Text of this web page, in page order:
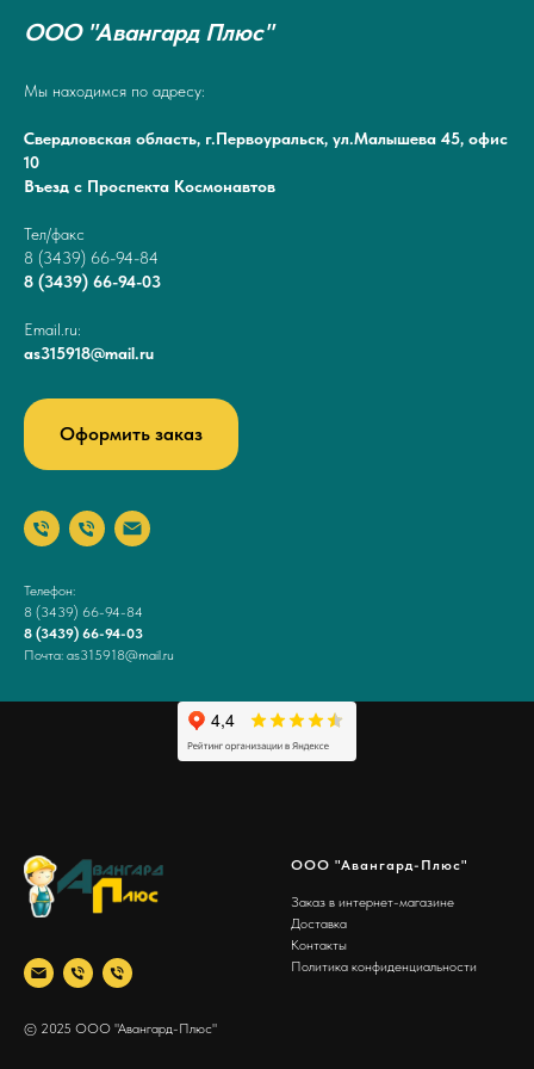
ООО "Авангард Плюс"
Мы находимся по адресу:
Свердловская область, г.Первоуральск, ул.Малышева 45, офис
10
Въезд с Проспекта Космонавтов
Тел/факс
8 (3439) 66-94-84
8 (3439) 66-94-03
Email.ru:
as315918@mail.ru
Оформить заказ
Телефон:
8 (3439) 66-94-84
8 (3439) 66-94-03
Почта: as315918@mail.ru
© 2025 ООО "Авангард-Плюс"
ООО "Авангард-Плюс"
Заказ в интернет-магазине
Доставка
Контакты
Политика конфиденциальности